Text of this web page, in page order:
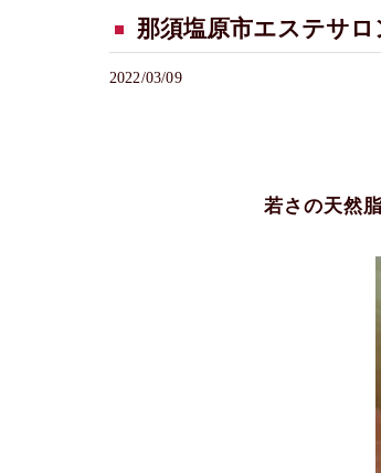
那須塩原市エステサ
2022/03/09
若さの天然